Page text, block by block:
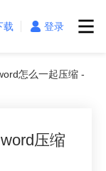
载 登录
怎么一起压缩 -
压缩